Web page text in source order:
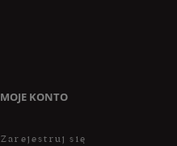
MOJE KONTO
Zarejestruj się